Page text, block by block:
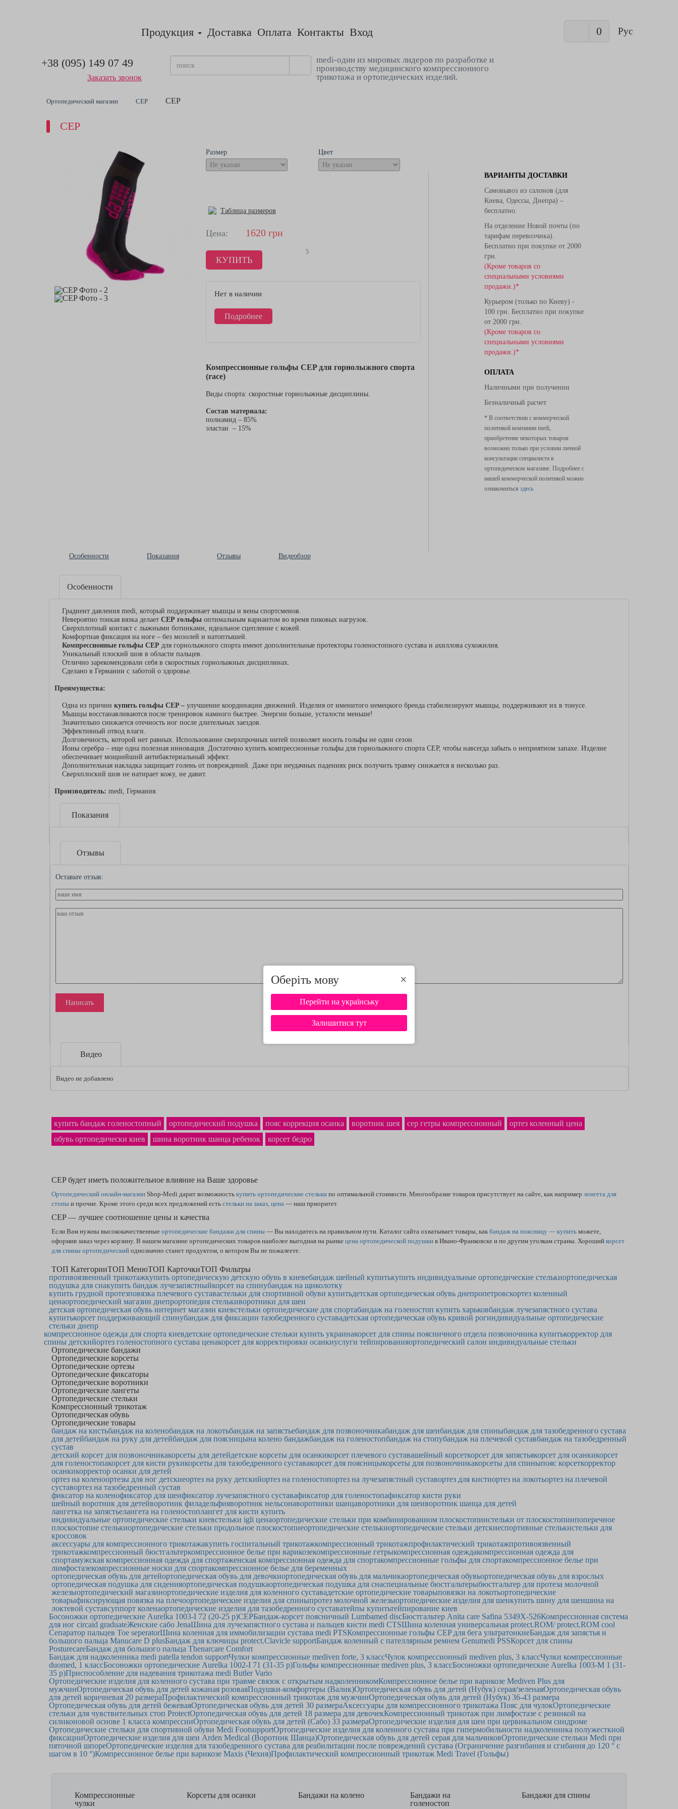
Оберіть мову ×
Перейти на українську
Залишитися тут
Продукция Доставка Оплата Контакты Вход 0 Рус
+38 (095) 149 07 49
Заказать звонок
medi-один из мировых лидеров по разработке и
производству медицинского компрессионного
трикотажа и ортопедических изделий.
Ортопедический магазин CEP CEP
CEP
Размер Цвет
Таблица размеров
Цена: 1620 грн
КУПИТЬ
5
Нет в наличии
Подробнее
Компрессионные гольфы CEP для горнолыжного спорта
(race)
Виды спорта: скоростные горнолыжные дисциплины.
Состав материала:
полиамид – 85%
эластан – 15%
ВАРИАНТЫ ДОСТАВКИ
Самовывоз из салонов (для
Киева, Одессы, Днепра) –
бесплатно.
На отделение Новой почты (по
тарифам перевозчика).
Бесплатно при покупке от 2000
грн.
(Кроме товаров со
специальными условиями
продажи.)*
Курьером (только по Киеву) -
100 грн. Бесплатно при покупке
от 2000 грн.
(Кроме товаров со
специальными условиями
продажи.)*
ОПЛАТА
Наличными при получении
Безналичный расчет
* В соответствии с коммерческой
политикой компании medi,
приобретение некоторых товаров
возможно только при условии личной
консультации специалиста в
ортопедическом магазине. Подробнее с
нашей коммерческой политикой можно
ознакомиться здесь
Особенности Показания Отзывы Видеобзор
Особенности
Градиент давления medi, который поддерживает мышцы и вены спортсменов.
Невероятно тонкая вязка делает CEP гольфы оптимальным вариантом во время пиковых нагрузок.
Сверхплотный контакт с лыжными ботинками, идеальное сцепление с кожей.
Комфортная фиксация на ноге – без мозолей и натоптышей.
Компрессионные гольфы CEP для горнолыжного спорта имеют дополнительные протекторы голеностопного сустава и ахиллова сухожилия.
Уникальный плоский шов в области пальцев.
Отлично зарекомендовали себя в скоростных горнолыжных дисциплинах.
Сделано в Германии с заботой о здоровье.
Преимущества:
Одна из причин купить гольфы CEP – улучшение координации движений. Изделия от именитого немецкого бренда стабилизируют мышцы, поддерживают их в тонусе.
Мышцы восстанавливаются после тренировок намного быстрее. Энергии больше, усталости меньше!
Значительно снижается отечность ног после длительных заездов.
Эффективный отвод влаги.
Долговечность, которой нет равных. Использование сверхпрочных нитей позволяет носить гольфы не один сезон.
Ионы серебра – еще одна полезная инновация. Достаточно купить компрессионные гольфы для горнолыжного спорта CEP, чтобы навсегда забыть о неприятном запахе. Изделие
обеспечивает мощнейший антибактериальный эффект.
Дополнительная накладка защищает голень от повреждений. Даже при неудачных падениях риск получить травму снижается в несколько раз.
Сверхплоский шов не натирает кожу, не давит.
Производитель: medi, Германия.
Показания
Отзывы
Оставьте отзыв:
Написать
Видео
Видео не добавлено
купить бандаж голеностопный ортопедический подушка пояс коррекция осанка воротник шея cep гетры компрессионный
ортез коленный цена
обувь ортопедически киев
шина воротник шанца ребенок корсет бедро
CEP будет иметь положительное влияние на Ваше здоровье
Ортопедический онлайн-магазин Shop-Medi дарит возможность купить ортопедические стельки по оптимальной стоимости. Многообразие товаров присутствует на сайте, как например лонгета для
стопы и прочие. Кроме этого среди всех предложений есть стельки на заказ, цена — наш приоритет.
CEP — лучшее соотношение цены и качества
Если Вам нужны высококачественные ортопедические бандажи для спины — Вы находитесь на правильном пути. Каталог сайта охватывает товары, как бандаж на поясницу — купить можете,
оформив заказ через корзину. В нашем магазине ортопедических товаров наиболее выгодная на рынке цена ортопедической подушки в Ивано-Франковске и по другим уголкам страны. Хороший корсет
для спины ортопедический однозначно станет продуктом, о котором Вы не пожалеете.
ТОП КатегорииТОП МенюТОП КарточкиТОП Фильтры
противоязвенный трикотажкупить ортопедическую детскую обувь в киевебандаж шейный купитькупить индивидуальные ортопедические стелькиортопедическая
подушка для снакупить бандаж лучезапястныйкорсет на спинубандаж на щиколотку
купить грудной протезповязка плечевого суставастельки для спортивной обуви купитьдетская ортопедическая обувь днепропетровскортез коленный
ценаортопедический магазин днепрортопедия стелькиворотники для шеи
детская ортопедическая обувь интернет магазин киевстельки ортопедические для спортабандаж на голеностоп купить харьковбандаж лучезапястного сустава
купитькорсет поддерживающий спинубандаж для фиксации тазобедренного суставадетская ортопедическая обувь кривой рогиндивидуальные ортопедические
стельки днепр
компрессионное одежда для спорта киевдетские ортопедические стельки купить украинакорсет для спины поясничного отдела позвоночника купитькорректор для
спины детскийортез голеностопного сустава ценакорсет для корректировки осанкиуслуги тейпированияортопедический салон индивидуальные стельки
Ортопедические бандажи
Ортопедические корсеты
Ортопедические ортезы
Ортопедические фиксаторы
Ортопедические воротники
Ортопедические лангеты
Ортопедические стельки
Компрессионный трикотаж
Ортопедическая обувь
Ортопедические товары
бандаж на кистьбандаж на коленобандаж на локотьбандаж на запястьебандаж для позвоночникабандаж для шеибандаж для спиныбандаж для тазобедренного сустава
для детейбандаж на руку для детейбандаж для поясницына колено бандажбандаж на голеностопбандаж на стопубандаж на плечевой суставбандаж на тазобедренный
сустав
детский корсет для позвоночникакорсеты для детейдетские корсеты для осанкикорсет плечевого суставашейный корсеткорсет для запястьякорсет для осанкикорсет
для голеностопакорсет для кисти рукикорсеты для тазобедренного суставакорсет для поясницыкорсеты для позвоночникакорсеты для спиныпояс корсеткорректор
осанкикорректор осанки для детей
ортез на коленоортезы для ног детскиеортез на руку детскийортез на голеностопортез на лучезапястный суставортез для кистиортез на локотьортез на плечевой
суставортез на тазобедренный сустав
фиксатор на коленофиксатор для шеификсатор лучезапястного суставафиксатор для голеностопафиксатор кисти руки
шейный воротник для детейворотник филадельфияворотник нельсонаворотники шанцаворотники для шеиворотник шанца для детей
лангетка на запястьелангета на голеностоплангет для кисти купить
индивидуальные ортопедические стельки киевстельки igli ценаортопедические стельки при комбинированном плоскостопиистельки от плоскостопиипоперечное
плоскостопие стелькиортопедические стельки продольное плоскостопиеортопедические стелькиортопедические стельки детскиеспортивные стелькистельки для
кроссовок
аксессуары для компрессионного трикотажакупить госпитальный трикотажкомпрессионный трикотажпрофилактический трикотажпротивоязвенный
трикотажкомпрессионный бюстгальтеркомпрессионное белье при варикозекомпрессионные гетрыкомпрессионная одеждакомпрессионная одежда для
спортамужская компрессионная одежда для спортаженская компрессионная одежда для спортакомпрессионные гольфы для спортакомпрессионное белье при
лимфостазекомпрессионные носки для спортакомпрессионное белье для беременных
ортопедическая обувь для детейортопедическая обувь для девочкиортопедическая обувь для мальчикаортопедическая обувьортопедическая обувь для взрослых
ортопедическая подушка для сиденияортопедическая подушкаортопедическая подушка для снаспециальные бюстгальтерыбюстгальтер для протеза молочной
железыортопедический магазинортопедические изделия для коленного суставадетские ортопедические товарыповязки на локотьортопедические
товарыфиксирующая повязка на плечоортопедические изделия для спиныпротез молочной железыортопедические изделия для шеикупить шину для шеишина на
локтевой суставсуппорт коленаортопедические изделия для тазобедренного суставатейпы купитьтейпирование киев
Босоножки ортопедические Aurelka 1003-I 72 (20-25 р)CEPБандаж-корсет поясничный Lumbamed discБюстгальтер Anita care Safina 5349Х-526Компрессионная система
для ног circaid graduateЖенские сабо JenaШина для лучезапястного сустава и пальцев кисти medi CTSШина коленная универсальная protect.ROM/ protect.ROM cool
Сепаратор пальцев Toe seperatorШина коленная для иммобилизации сустава medi PTSКомпрессионные гольфы CEP для бега ультратонкиеБандаж для запястья и
большого пальца Manucare D plusБандаж для ключицы protect.Clavicle supportБандаж коленный с пателлярным ремнем Genumedi PSSКорсет для спины
PosturecareБандаж для большого пальца Thenarcare Comfort
Бандаж для надколенника medi patella tendon supportЧулки компрессионные mediven forte, 3 классЧулок компрессионный mediven plus, 3 классЧулки компрессионные
duomed, 1 классБосоножки ортопедические Aurelka 1002-I 71 (31-35 р)Гольфы компрессионные mediven plus, 3 классБосоножки ортопедические Aurelka 1003-M 1 (31-
35 р)Приспособление для надевания трикотажа medi Butler Vario
Ортопедические изделия для коленного сустава при травме связок с открытым надколенникомКомпрессионное белье при варикозе Mediven Plus для
мужчинОртопедическая обувь для детей кожаная розоваяПодушки-комфортеры (Валик)Ортопедическая обувь для детей (Нубук) серая/зеленаяОртопедическая обувь
для детей коричневая 20 размераПрофилактический компрессионный трикотаж для мужчинОртопедическая обувь для детей (Нубук) 36-43 размера
Ортопедическая обувь для детей бежеваяОртопедическая обувь для детей 30 размераАксессуары для компрессионного трикотажа Пояс для чулокОртопедические
стельки для чувствительных стоп ProtectОртопедическая обувь для детей 18 размера для девочекКомпрессионный трикотаж при лимфостазе с резинкой на
силиконовой основе 1 класса компрессииОртопедическая обувь для детей (Сабо) 33 размераОртопедические изделия для шеи при цервикальном синдроме
Ортопедические стельки для спортивной обуви Medi FootsupportОртопедические изделия для коленного сустава при гипермобильности надколенника полужесткиой
фиксацииОртопедические изделия для шеи Arden Medical (Воротник Шанца)Ортопедическая обувь для детей серая для мальчиковОртопедические стельки Medi при
пяточной шпореОртопедические изделия для тазобедренного сустава для реабилитации после повреждений сустава (Ограничение разгибания и сгибания до 120 ° с
шагом в 10 °)Компрессионное белье при варикозе Maxis (Чехия)Профилактический компрессионный трикотаж Medi Travel (Гольфы)
Компрессионные
чулки
Корсеты для осанки Бандажи на колено
Бандажи на
голеностоп
Бандажи для спины